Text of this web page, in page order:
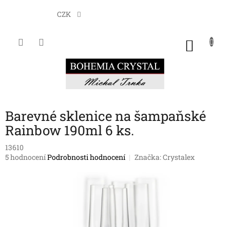
CZK
Barevné sklenice na šampaňské
Rainbow 190ml 6 ks.
13610
Průměrné
5 hodnoceníPodrobnosti hodnocení Značka:Crystalex